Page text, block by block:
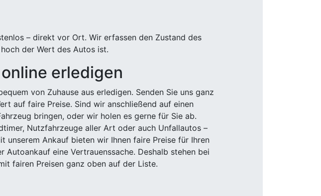
– direkt vor Ort. Wir erfassen den Zustand des
der Wert des Autos ist.
erledigen
von Zuhause aus erledigen. Senden Sie uns ganz
auf faire Preise. Sind wir anschließend auf einen
bringen, oder wir holen es gerne für Sie ab.
Nutzfahrzeuge aller Art oder auch Unfallautos –
unserem Ankauf bieten wir Ihnen faire Preise für Ihren
Autoankauf eine Vertrauenssache. Deshalb stehen bei
fairen Preisen ganz oben auf der Liste.